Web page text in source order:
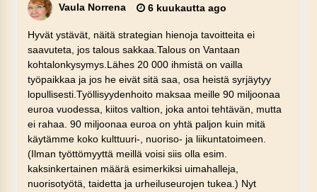
Vaula Norrena 6 kuukautta ago
Hyvät ystävät, näitä strategian hienoja tavoitteita ei
saavuteta, jos talous sakkaa.Talous on Vantaan
kohtalonkysymys.Lähes 20 000 ihmistä on vailla
työpaikkaa ja jos he eivät sitä saa, osa heistä syrjäytyy
lopullisesti.Työllisyydenhoito maksaa meille 90 miljoonaa
euroa vuodessa, kiitos valtion, joka antoi tehtävän, mutta
ei rahaa. 90 miljoonaa euroa on yhtä paljon kuin mitä
käytämme koko kulttuuri-, nuoriso- ja liikuntatoimeen.
(Ilman työttömyyttä meillä voisi siis olla esim.
kaksinkertainen määrä esimerkiksi uimahalleja,
nuorisotyötä, taidetta ja urheiluseurojen tukea.) Nyt